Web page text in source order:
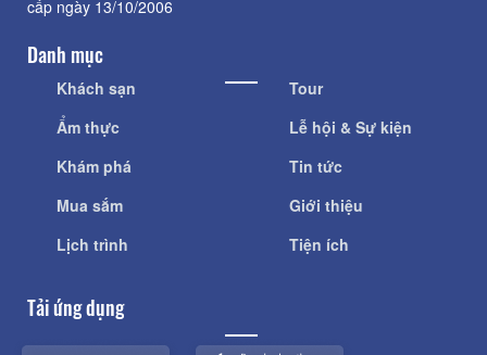
cấp ngày 13/10/2006
Danh mục
Khách sạn
Ẩm thực
Khám phá
Mua sắm
Lịch trình
Tour
Lễ hội & Sự kiện
Tin tức
Giới thiệu
Tiện ích
Tải ứng dụng